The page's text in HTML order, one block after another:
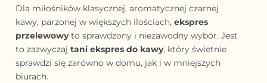
Dla miłośników klasycznej, aromatycznej czarnej
kawy, parzonej w większych ilościach, ekspres
przelewowyto sprawdzony i niezawodny wybór. Jest
to zazwyczaj tani ekspres do kawy, który świetnie
sprawdzi się zarówno w domu, jak i w mniejszych
biurach.